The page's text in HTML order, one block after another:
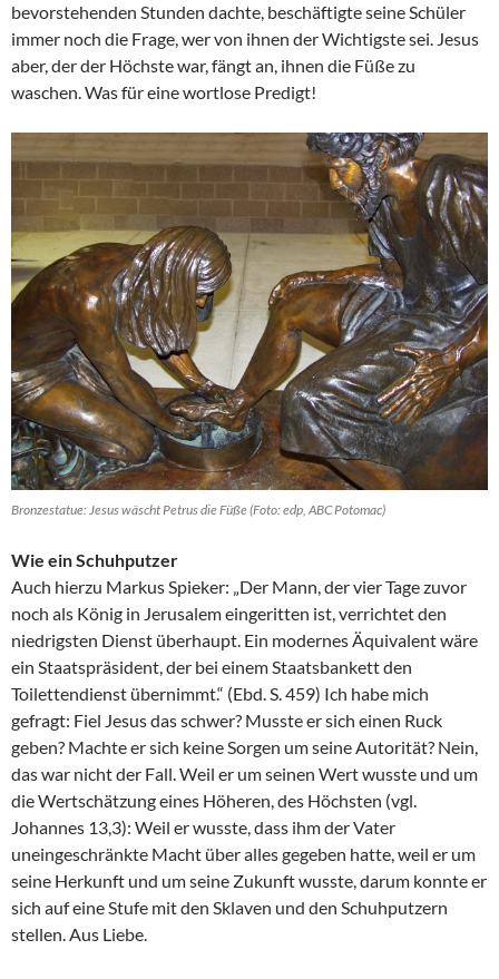
bevorstehenden Stunden dachte, beschäftigte seine Schüler
immer noch die Frage, wer von ihnen der Wichtigste sei. Jesus
aber, der der Höchste war, fängt an, ihnen die Füße zu
waschen. Was für eine wortlose Predigt!
Bronzestatue: Jesus wäscht Petrus die Füße (Foto: edp, ABC Potomac)
Wie ein Schuhputzer
Auch hierzu Markus Spieker: „Der Mann, der vier Tage zuvor
noch als König in Jerusalem eingeritten ist, verrichtet den
niedrigsten Dienst überhaupt. Ein modernes Äquivalent wäre
ein Staatspräsident, der bei einem Staatsbankett den
Toilettendienst übernimmt.“ (Ebd. S. 459) Ich habe mich
gefragt: Fiel Jesus das schwer? Musste er sich einen Ruck
geben? Machte er sich keine Sorgen um seine Autorität? Nein,
das war nicht der Fall. Weil er um seinen Wert wusste und um
die Wertschätzung eines Höheren, des Höchsten (vgl.
Johannes 13,3): Weil er wusste, dass ihm der Vater
uneingeschränkte Macht über alles gegeben hatte, weil er um
seine Herkunft und um seine Zukunft wusste, darum konnte er
sich auf eine Stufe mit den Sklaven und den Schuhputzern
stellen. Aus Liebe.